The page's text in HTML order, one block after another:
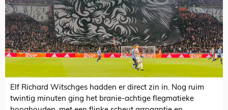
Elf Richard Witschges hadden er direct zin in. Nog ruim
twintig minuten ging het branie-achtige flegmatieke